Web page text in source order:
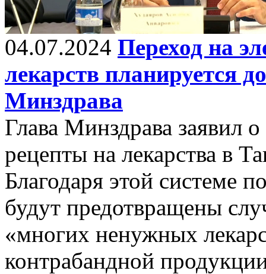
04.07.2024 Переход на
лекарств планируется
Минздрава
Глава Минздрава заявил
рецепты на лекарства в
Благодаря этой системе
будут предотвращены
«многих ненужных
контрабандной